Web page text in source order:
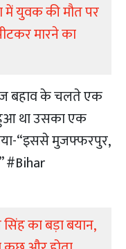
में युवक की मौत पर
मारने का
बहाव के चलते एक
था उसका एक
“इससे मुजफ्फरपुर,
#Bihar
का बड़ा बयान,